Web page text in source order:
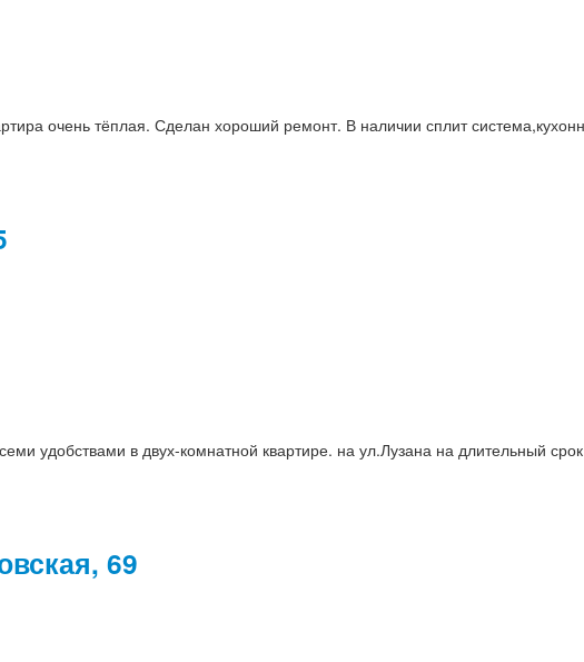
очень тёплая. Сделан хороший ремонт. В наличии сплит
удобствами в двух-комнатной квартире. на ул.Лузана на длительный
69